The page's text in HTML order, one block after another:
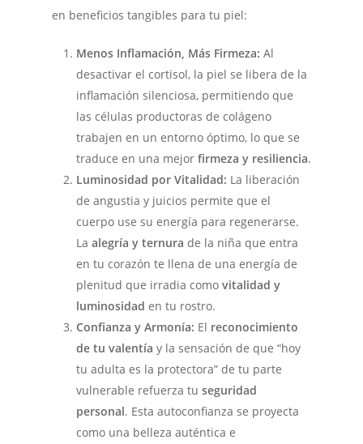
en beneficios tangibles para tu piel:
Menos Inflamación, Más Firmeza: Al
desactivar el cortisol, la piel se libera de la
inflamación silenciosa, permitiendo que
las células productoras de colágeno
trabajen en un entorno óptimo, lo que se
traduce en una mejor firmeza y resiliencia.
Luminosidad por Vitalidad: La liberación
de angustia y juicios permite que el
cuerpo use su energía para regenerarse.
La alegría y ternura de la niña que entra
en tu corazón te llena de una energía de
plenitud que irradia como vitalidad y
luminosidad en tu rostro.
Confianza y Armonía: El reconocimiento
de tu valentía y la sensación de que “hoy
tu adulta es la protectora” de tu parte
vulnerable refuerza tu seguridad
personal. Esta autoconfianza se proyecta
como una belleza auténtica e